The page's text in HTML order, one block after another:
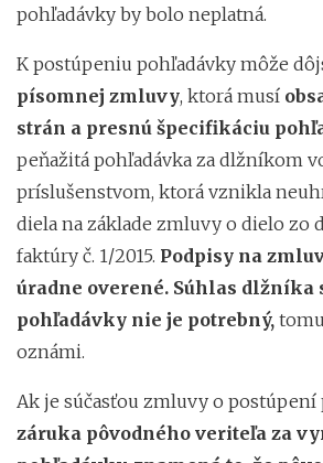
pohľadávky by bolo neplatná.
K postúpeniu pohľadávky môže
písomnej zmluvy, ktorá musí
strán a presnú špecifikáciu
peňažitá pohľadávka za dlžníkom
príslušenstvom, ktorá vznikla
diela na základe zmluvy o dielo zo
faktúry č. 1/2015. Podpisy na
úradne overené. Súhlas dlžníka
pohľadávky nie je potrebný,
oznámi.
Ak je súčasťou zmluvy o postúpení
záruka pôvodného veriteľa za